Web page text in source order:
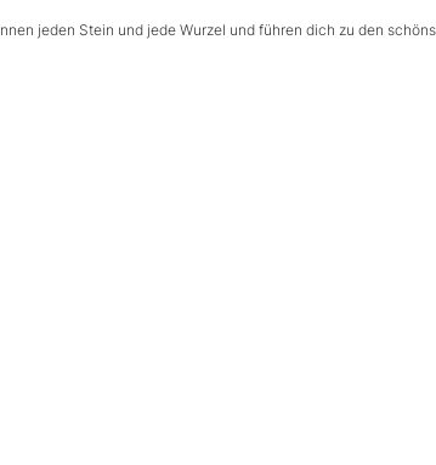
jeden Stein und jede Wurzel und führen dich zu den